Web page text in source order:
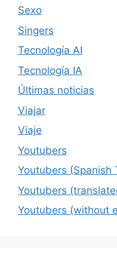
Sexo
Singers
Tecnología AI
Tecnología IA
Últimas noticias
Viajar
Viaje
Youtubers
Youtubers (Spanish
Youtubers
Youtubers (without